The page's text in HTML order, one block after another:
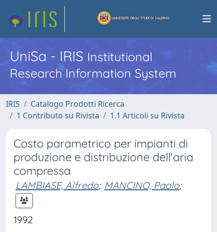
UniSa - IRISInstitutional
Research Information System
IRIS
Catalogo Prodotti Ricerca
1 Contributo su Rivista
1.1 Articoli su Rivista
Costo parametrico per impianti di
produzione e distribuzione dell'aria
compressa
LAMBIASE, Alfredo; MANCINO, Paolo;
1992